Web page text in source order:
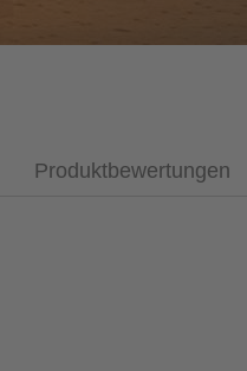
Produktbewertungen